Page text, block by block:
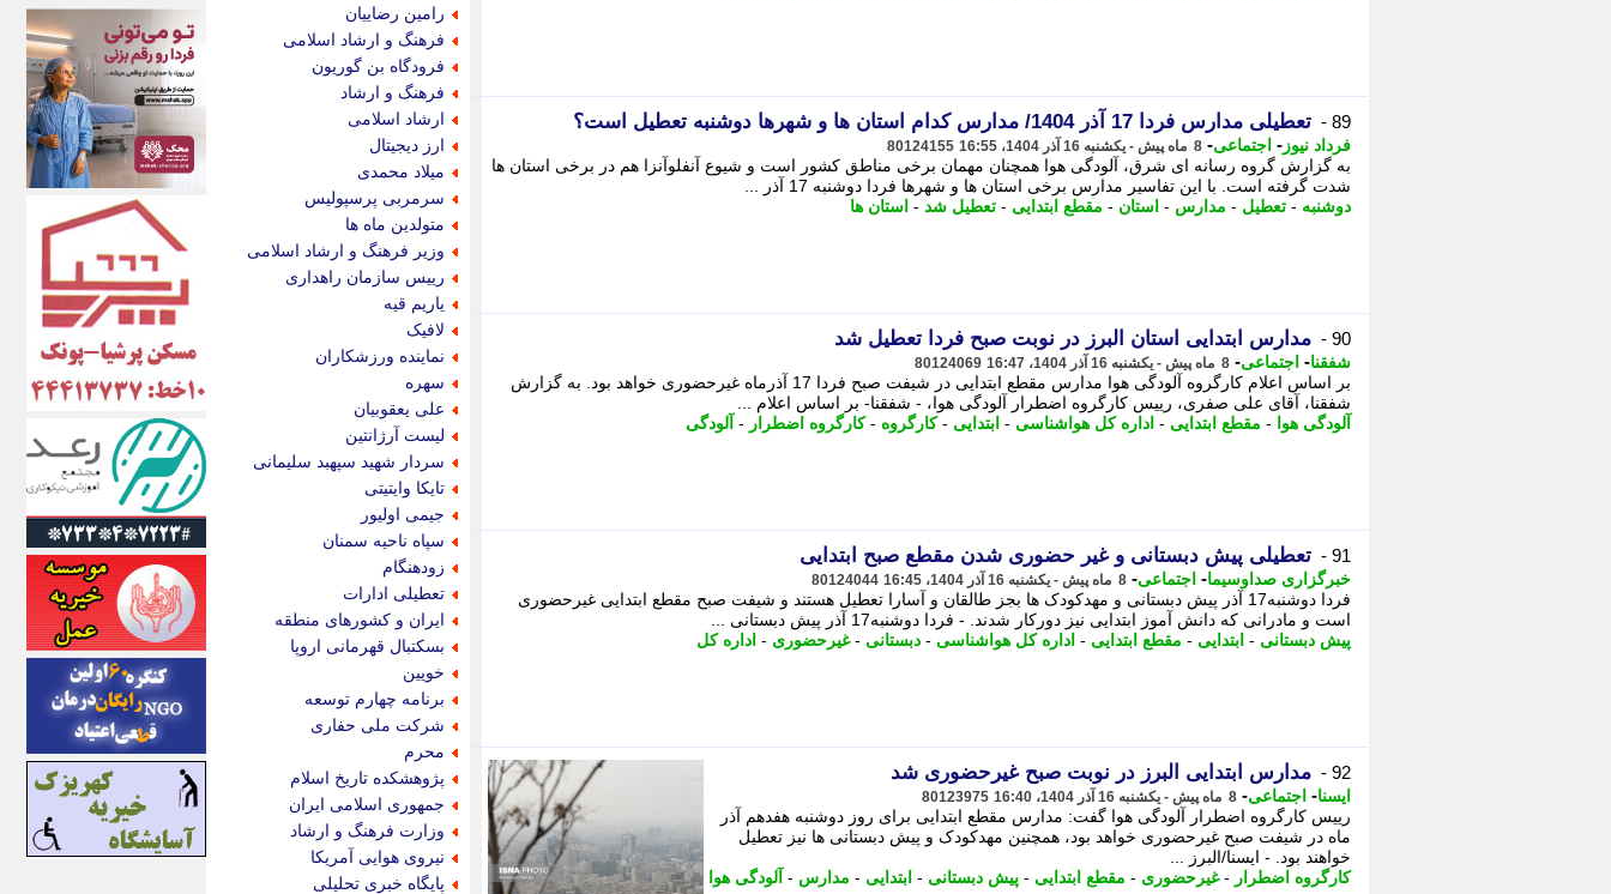
89 - تعطیلی مدارس فردا 17 آذر 1404/ مدارس کدام استان ها و شهرها دوشنبه تعطیل است؟
فرداد نیوز - اجتماعی- 8 ماه پیش - یکشنبه 16 آذر 1404، 16:55 80124155
به گزارش گروه رسانه ای شرق، آلودگی هوا همچنان مهمان برخی مناطق کشور است و شیوع آنفلوآنزا هم در برخی استان ها
شدت گرفته است. با این تفاسیر مدارس برخی استان ها و شهرها فردا دوشنبه 17 آذر ...
دوشنبه - تعطیل - مدارس - استان - مقطع ابتدایی - تعطیل شد - استان ها
90 - مدارس ابتدایی استان البرز در نوبت صبح فردا تعطیل شد
شفقنا- اجتماعی- 8 ماه پیش - یکشنبه 16 آذر 1404، 16:47 80124069
بر اساس اعلام کارگروه آلودگی هوا مدارس مقطع ابتدایی در شیفت صبح فردا 17 آذرماه غیرحضوری خواهد بود. به گزارش
شفقنا، آقای علی صفری، رییس کارگروه اضطرار آلودگی هوا، - شفقنا- بر اساس اعلام ...
آلودگی هوا
- مقطع ابتدایی - اداره کل هواشناسی - ابتدایی -کارگروه -کارگروه اضطرار - آلودگی
91 - تعطیلی پیش دبستانی و غیر حضوری شدن مقطع صبح ابتدایی
خبرگزاری صداوسیما- اجتماعی- 8 ماه پیش - یکشنبه 16 آذر 1404، 16:45 80124044
فردا دوشنبه17 آذر پیش دبستانی و مهدکودک ها بجز طالقان و آسارا تعطیل هستند و شیفت صبح مقطع ابتدایی غیرحضوری
است و مادرانی که دانش آموز ابتدایی نیز دورکار شدند. - فردا دوشنبه17 آذر پیش دبستانی ...
پیش دبستانی - ابتدایی - مقطع ابتدایی - اداره کل هواشناسی - دبستانی -غیرحضوری - اداره کل
92 - مدارس ابتدایی البرز در نوبت صبح غیرحضوری شد
ایسنا- اجتماعی- 8 ماه پیش - یکشنبه 16 آذر 1404، 16:40 80123975
رییس کارگروه اضطرار آلودگی هوا گفت: مدارس مقطع ابتدایی برای روز دوشنبه هفدهم آذر
ماه در شیفت صبح غیرحضوری خواهد بود، همچنین مهدکودک و پیش دبستانی ها نیز تعطیل
خواهند بود. - ایسنا/البرز ...
کارگروه اضطرار -غیرحضوری - مقطع ابتدایی - پیش دبستانی - ابتدایی - مدارس - آلودگی هوا
رامین رضاییان
فرهنگ و ارشاد اسلامی
فرودگاه بن گوریون
فرهنگ و ارشاد
ارشاد اسلامی
ارز دیجیتال
میلاد محمدی
سرمربی پرسپولیس
متولدین ماه ها
وزیر فرهنگ و ارشاد اسلامی
رییس سازمان راهداری
یاریم قیه
لافیک
نماینده ورزشکاران
سهره
علی یعقوبیان
لیست آرژانتین
سردار شهید سپهبد سلیمانی
تایکا وایتیتی
جیمی اولیور
سپاه ناحیه سمنان
زودهنگام
تعطیلی ادارات
ایران و کشورهای منطقه
بسکتبال قهرمانی اروپا
خویین
برنامه چهارم توسعه
شرکت ملی حفاری
محرم
پژوهشکده تاریخ اسلام
جمهوری اسلامی ایران
وزارت فرهنگ و ارشاد
نیروی هوایی آمریکا
پایگاه خبری تحلیلی
اکوفارس
اکونگار
اکونیوز
الف
انتشار آنلاین
اندیشه قرن
اندیشه معاصر
اندیشه ها
انرژی پرس
ای استخدام
ایتنا
ایراف
ایران آرت
ایران آنلاین
ایران زندگی
ایران فوری
ایرانی روز
ایرانیتال
ایرنا
ایسکانیوز
ایسنا
ایکنا
ایلنا
اینتیتر
ایونا نیوز
بازتاب آنلاین
باشگاه خبرنگاران
باغستان نیوز
بامبوک
ببین و بخون
بدینسان
بنکر